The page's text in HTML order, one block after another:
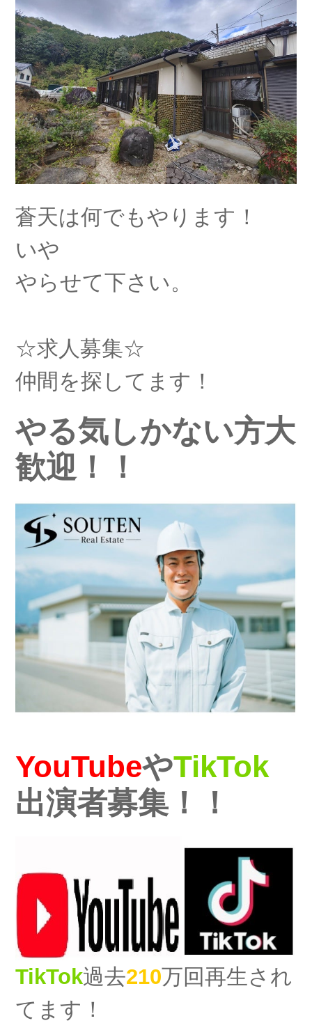
蒼天は何でもやります！
いや
やらせて下さい。
☆求人募集☆
仲間を探してます！
やる気しかない方大
歓迎！！
YouTubeやTikTok
出演者募集！！
TikTok過去210万回再生され
てます！